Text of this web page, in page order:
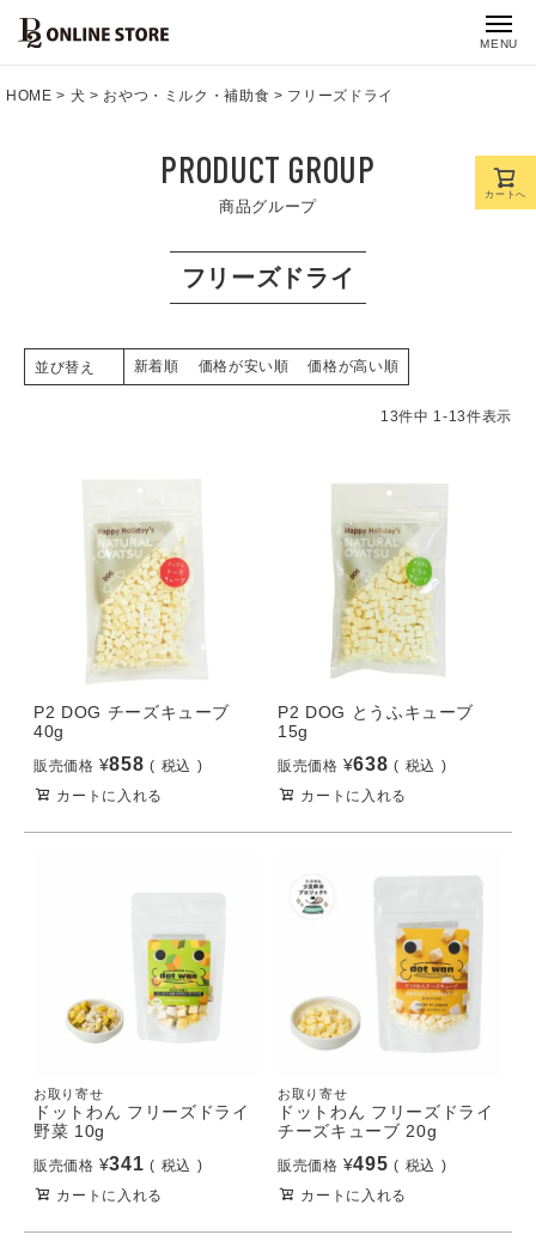
MENU
HOME 犬 おやつ・ミルク・補助食 フリーズドライ
PRODUCT GROUP
商品グループ
フリーズドライ
並び替え 新着順 価格が安い順 価格が高い順
13件中 1-13件表示
P2 DOG チーズキューブ
40g
販売価格 ¥858
税込
カートに入れる
P2 DOG とうふキューブ
15g
販売価格 ¥638
税込
カートに入れる
お取り寄せ
ドットわん フリーズドライ
野菜 10g
販売価格 ¥341
税込
カートに入れる
お取り寄せ
ドットわん フリーズドライ
チーズキューブ 20g
販売価格 ¥495
税込
カートに入れる
カートへ